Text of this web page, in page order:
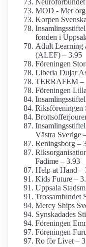
MOD - Mer
Korpen
fonden i
Adult Learning
(ALEF) – 3.95
Föreningen
Liberia Dujar
TERRAFEM –
Föreningen
Riksföreningen
Västra Sverige
Reningsborg –
Fadime – 3.93
Help at Hand –
Kids Future –
Uppsala
Trossamfundet
Mercy Ships
Synskadades
Föreningen
Föreningen
Ro för Livet –